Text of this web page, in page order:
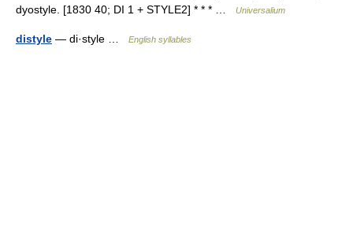
dyostyle. [1830 40; DI 1 + STYLE2] * * * …
Universalium
distyle — di·style … English syllables